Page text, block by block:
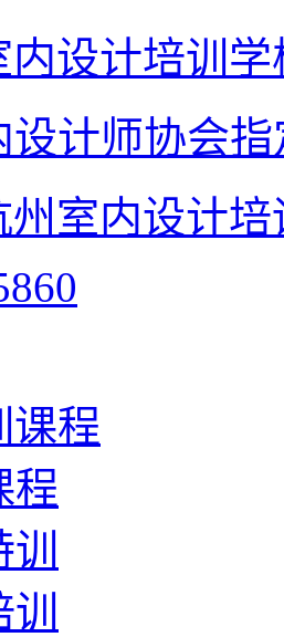
内设计培训学
设计师协会
州室内设计
课程
程